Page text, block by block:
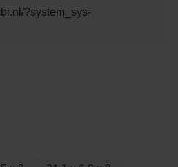
?system_sys-